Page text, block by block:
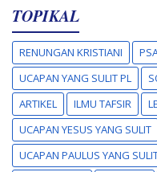
TOPIKAL
RENUNGAN KRISTIANI
UCAPAN YANG SULIT PL
ARTIKEL
ILMU TAFSIR
UCAPAN YESUS YANG SULIT
UCAPAN PAULUS YANG